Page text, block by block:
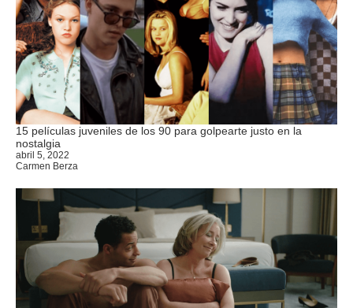
15 películas juveniles de los 90 para golpearte justo en la
nostalgia
abril 5, 2022
Carmen Berza